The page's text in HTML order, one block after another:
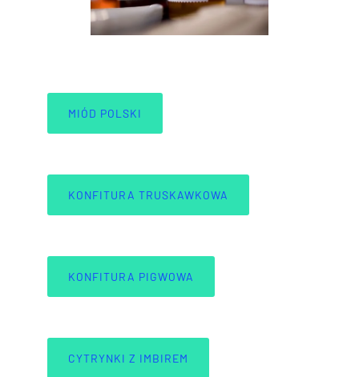
MIÓD POLSKI
KONFITURA TRUSKAWKOWA
KONFITURA PIGWOWA
CYTRYNKI Z IMBIREM